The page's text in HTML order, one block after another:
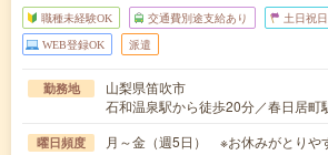
職種未経験OK 交通費別途支給あり 土日祝
WEB登録OK 派遣
勤務地
山梨県笛吹市
石和温泉駅から徒歩20分／春日居町
曜日頻度 月～金（週5日） ※お休みがとりや